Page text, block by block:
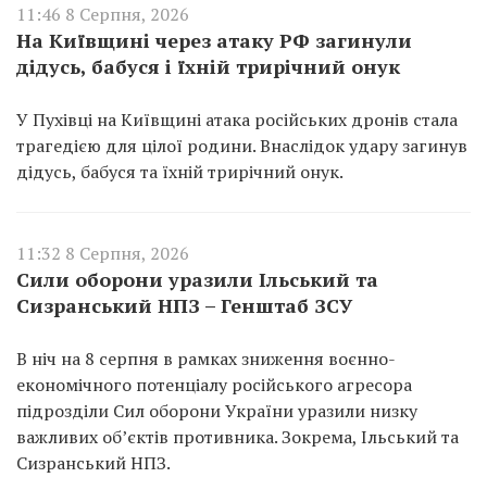
11:46 8 Серпня, 2026
На Київщині через атаку РФ загинули
дідусь, бабуся і їхній трирічний онук
У Пухівці на Київщині атака російських дронів стала
трагедією для цілої родини. Внаслідок удару загинув
дідусь, бабуся та їхній трирічний онук.
11:32 8 Серпня, 2026
Сили оборони уразили Ільський та
Сизранський НПЗ – Генштаб ЗСУ
В ніч на 8 серпня в рамках зниження воєнно-
економічного потенціалу російського агресора
підрозділи Сил оборони України уразили низку
важливих об’єктів противника. Зокрема, Ільський та
Сизранський НПЗ.